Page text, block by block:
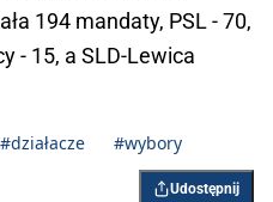
194 mandaty, PSL - 70,
- 15, a SLD-Lewica
#działacze #wybory
Udostępnij